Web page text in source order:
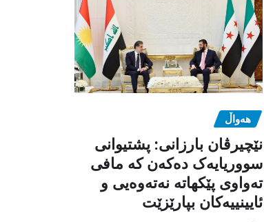
هەواڵ
نێچیرڤان بارزانی: پشتیوانی
سووریایەک دەکەن کە مافی
تەواوی پێکهاتە نەتەوەیی و
ئایینییەکان بپارێزێت